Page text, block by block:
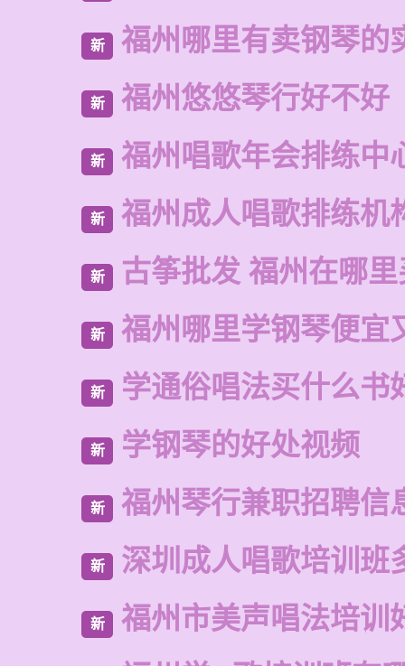
新 福州哪里有卖钢琴的
新 福州悠悠琴行好不好
新 福州唱歌年会排练中
新 福州成人唱歌排练机
新 古筝批发 福州在哪
新 福州哪里学钢琴便宜
新 学通俗唱法买什么书
新 学钢琴的好处视频
新 福州琴行兼职招聘信
新 深圳成人唱歌培训班
新
福州市美声唱法培训